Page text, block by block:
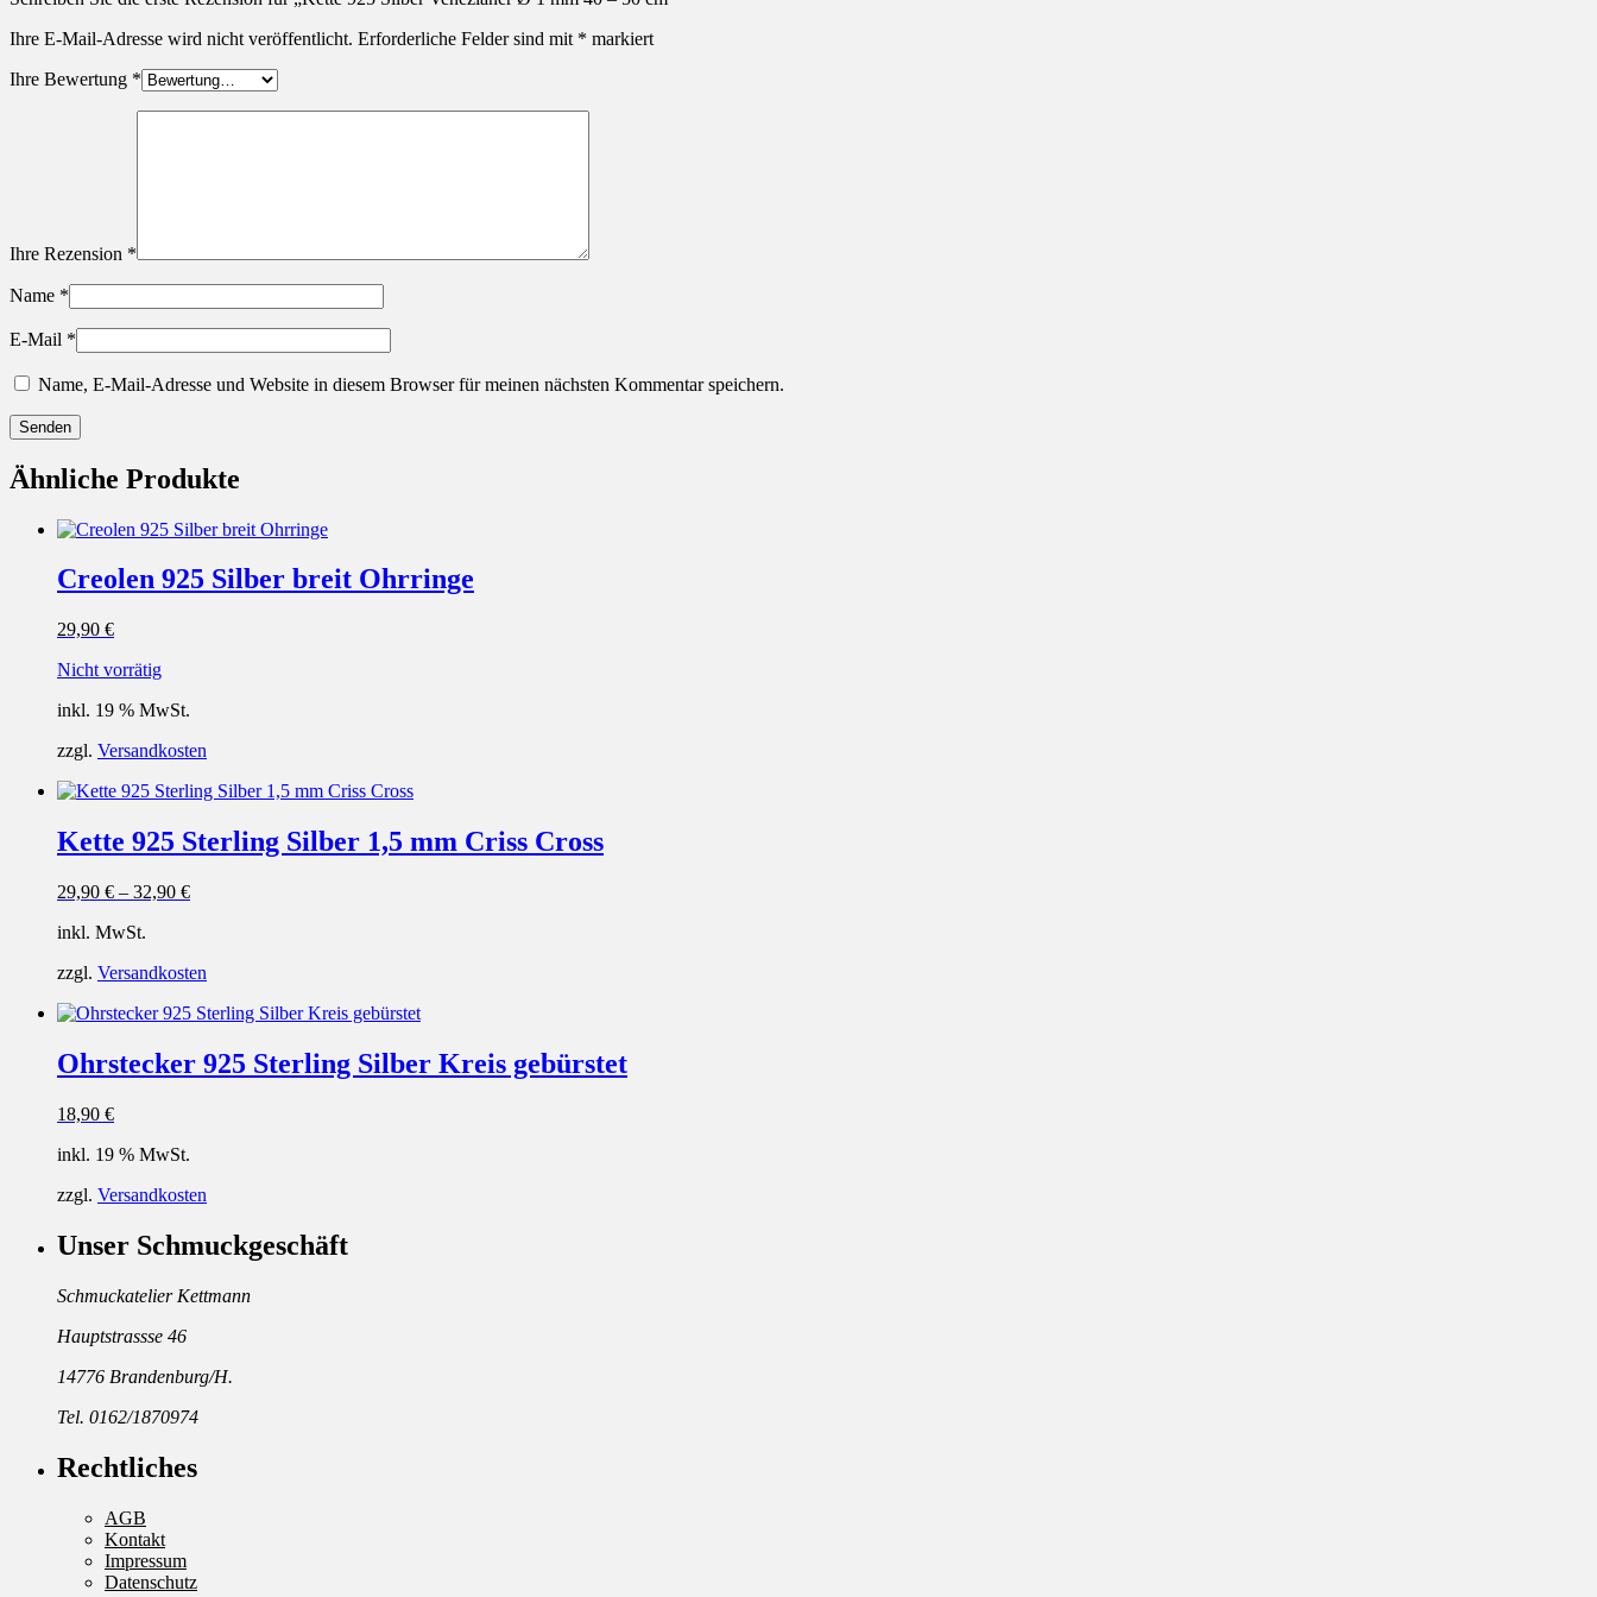
Ihre E-Mail-Adresse wird nicht veröffentlicht. Erforderliche Felder sind mit * markiert
Ihre Bewertung *
Ihre Rezension *
Name *
E-Mail *
Name, E-Mail-Adresse und Website in diesem Browser für meinen nächsten Kommentar speichern.
Ähnliche Produkte
Creolen 925 Silber breit Ohrringe
29,90 €
Nicht vorrätig
inkl. 19 % MwSt.
zzgl. Versandkosten
Kette 925 Sterling Silber 1,5 mm Criss Cross
29,90 € – 32,90 €
inkl. MwSt.
zzgl. Versandkosten
Ohrstecker 925 Sterling Silber Kreis gebürstet
18,90 €
inkl. 19 % MwSt.
zzgl. Versandkosten
Unser Schmuckgeschäft
Schmuckatelier Kettmann
Hauptstrassse 46
14776 Brandenburg/H.
Tel. 0162/1870974
Rechtliches
AGB
Kontakt
Impressum
Datenschutz